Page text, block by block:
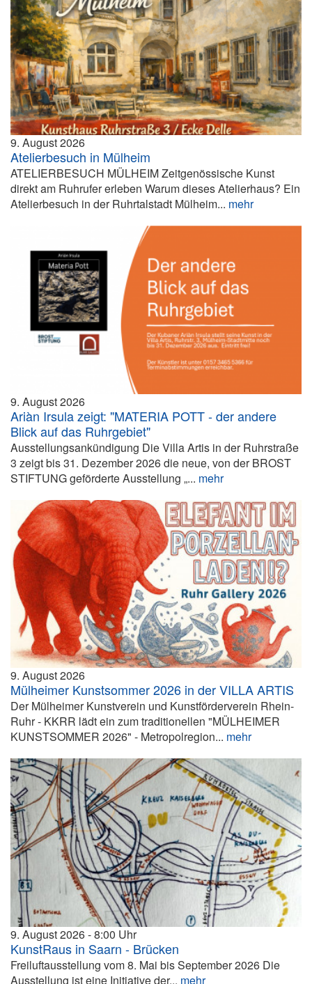
9. August 2026
Atelierbesuch in Mülheim
ATELIERBESUCH MÜLHEIM Zeitgenössische Kunst
direkt am Ruhrufer erleben Warum dieses Atelierhaus? Ein
Atelierbesuch in der Ruhrtalstadt Mülheim... mehr
9. August 2026
Ariàn Irsula zeigt: "MATERIA POTT - der andere
Blick auf das Ruhrgebiet"
Ausstellungsankündigung Die Villa Artis in der Ruhrstraße
3 zeigt bis 31. Dezember 2026 die neue, von der BROST
STIFTUNG geförderte Ausstellung „... mehr
9. August 2026
Mülheimer Kunstsommer 2026 in der VILLA ARTIS
Der Mülheimer Kunstverein und Kunstförderverein Rhein-
Ruhr - KKRR lädt ein zum traditionellen "MÜLHEIMER
KUNSTSOMMER 2026" - Metropolregion... mehr
9. August 2026 8:00
KunstRaus in Saarn - Brücken
Freiluftausstellung vom 8. Mai bis September 2026 Die
Ausstellung ist eine Initiative der... mehr